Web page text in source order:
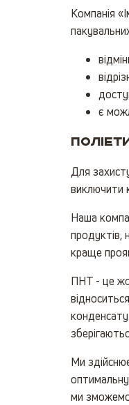
Компанія
є
Для
виключити
Наша
продуктів,
краще
ПНТ - це
Ми
ми